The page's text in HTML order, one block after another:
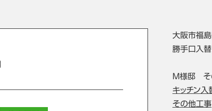
大阪市福島
勝手口入替
M様邸 そ
キッチン入
その他工事